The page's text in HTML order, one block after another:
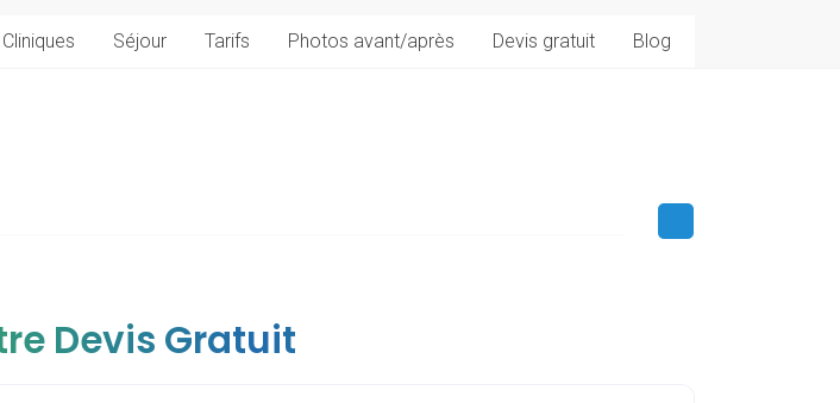
Cliniques Séjour Tarifs Photos avant/après Devis gratuit Blog
Devis Gratuit